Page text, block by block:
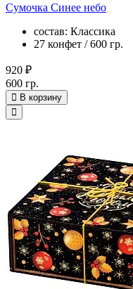
Сумочка Синее небо
состав: Классика
27 конфет / 600 гр.
920 ₽
600 гр.
В корзину